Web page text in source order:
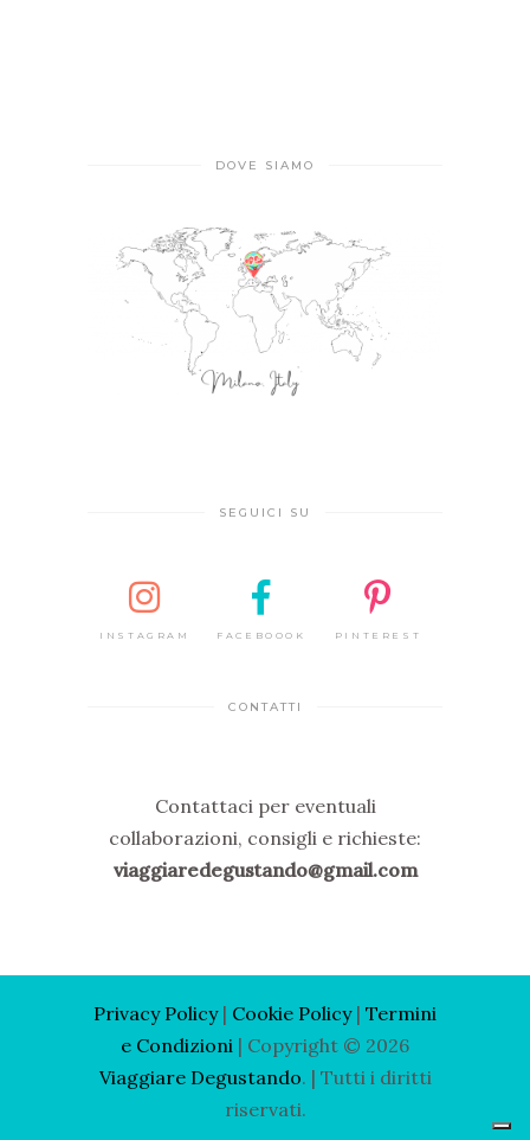
DOVE SIAMO
SEGUICI SU
INSTAGRAM FACEBOOOK PINTEREST
CONTATTI
Contattaci per eventuali
collaborazioni, consigli e richieste:
viaggiaredegustando@gmail.com
Privacy Policy| Cookie Policy| Termini
e Condizioni | Copyright © 2026
Viaggiare Degustando. | Tutti i diritti
riservati.